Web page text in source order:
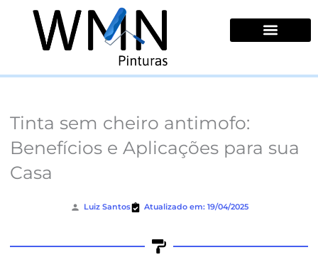
conteúdo
Tinta sem cheiro antimofo:
Benefícios e Aplicações para sua
Casa
Luiz Santos Atualizado em: 19/04/2025